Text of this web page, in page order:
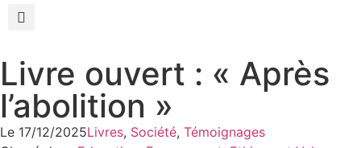
Livre ouvert : « Après
l’abolition »
Le 17/12/2025Livres, Société, Témoignages